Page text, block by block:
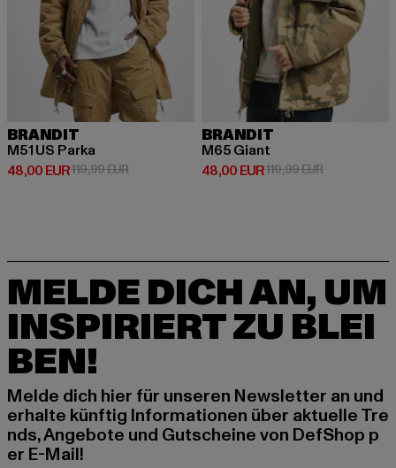
BRANDIT
M51 US Parka
48,00 EUR
Derzeitiger Preis: 48,00 EUR
119,99 EURAktionspreis: 119,99 EUR
BRANDIT
M65 Giant
48,00 EUR
Derzeitiger Preis: 48,00 EUR
119,99 EURAktionspreis:
MELDE DICH AN, UM
INSPIRIERT ZU BLEI
BEN!
Melde dich hier für unseren Newsletter an und
erhalte künftig Informationen über aktuelle Tre
nds, Angebote und Gutscheine von DefShop p
er E-Mail!